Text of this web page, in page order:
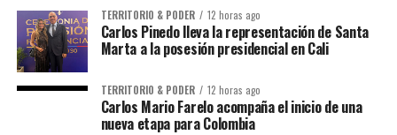
TERRITORIO & PODER 12 horas ago
Carlos Pinedo lleva la representación de Santa
Marta a la posesión presidencial en Cali
TERRITORIO & PODER 12 horas ago
Carlos Mario Farelo acompaña el inicio de una
nueva etapa para Colombia